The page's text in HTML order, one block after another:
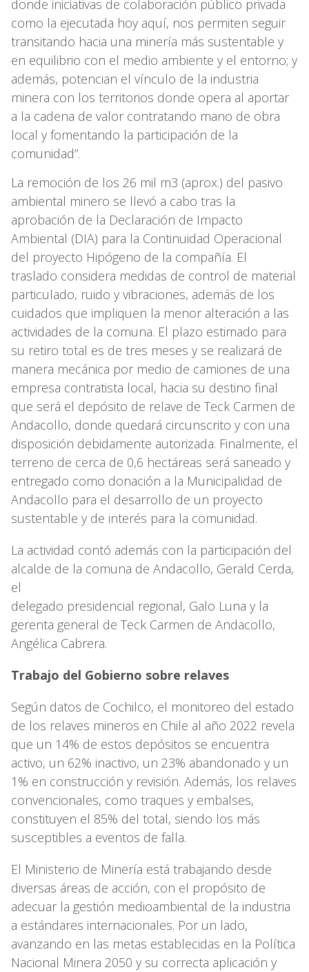
donde iniciativas de colaboración público privada
como la ejecutada hoy aquí, nos permiten seguir
transitando hacia una minería más sustentable y
en equilibrio con el medio ambiente y el entorno; y
además, potencian el vínculo de la industria
minera con los territorios donde opera al aportar
a la cadena de valor contratando mano de obra
local y fomentando la participación de la
comunidad”.
La remoción de los 26 mil m3 (aprox.) del pasivo
ambiental minero se llevó a cabo tras la
aprobación de la Declaración de Impacto
Ambiental (DIA) para la Continuidad Operacional
del proyecto Hipógeno de la compañía. El
traslado considera medidas de control de material
particulado, ruido y vibraciones, además de los
cuidados que impliquen la menor alteración a las
actividades de la comuna. El plazo estimado para
su retiro total es de tres meses y se realizará de
manera mecánica por medio de camiones de una
empresa contratista local, hacia su destino final
que será el depósito de relave de Teck Carmen de
Andacollo, donde quedará circunscrito y con una
disposición debidamente autorizada. Finalmente, el
terreno de cerca de 0,6 hectáreas será saneado y
entregado como donación a la Municipalidad de
Andacollo para el desarrollo de un proyecto
sustentable y de interés para la comunidad.
La actividad contó además con la participación del
alcalde de la comuna de Andacollo, Gerald Cerda,
el
delegado presidencial regional, Galo Luna y la
gerenta general de Teck Carmen de Andacollo,
Angélica Cabrera.
Trabajo del Gobierno sobre relaves
Según datos de Cochilco, el monitoreo del estado
de los relaves mineros en Chile al año 2022 revela
que un 14% de estos depósitos se encuentra
activo, un 62% inactivo, un 23% abandonado y un
1% en construcción y revisión. Además, los relaves
convencionales, como traques y embalses,
constituyen el 85% del total, siendo los más
susceptibles a eventos de falla.
El Ministerio de Minería está trabajando desde
diversas áreas de acción, con el propósito de
adecuar la gestión medioambiental de la industria
a estándares internacionales. Por un lado,
avanzando en las metas establecidas en la Política
Nacional Minera 2050 y su correcta aplicación y